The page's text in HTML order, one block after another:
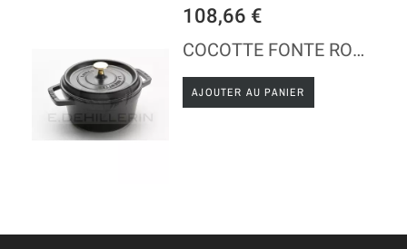
108,66 €
COCOTTE FONTE RONDE NOIRE - STAUB
AJOUTER AU PANIER